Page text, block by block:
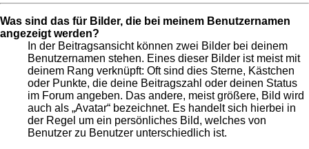
Was sind das für Bilder, die bei meinem Benutzernamen
angezeigt werden?
In der Beitragsansicht können zwei Bilder bei deinem
Benutzernamen stehen. Eines dieser Bilder ist meist mit
deinem Rang verknüpft: Oft sind dies Sterne, Kästchen
oder Punkte, die deine Beitragszahl oder deinen Status
im Forum angeben. Das andere, meist größere, Bild wird
auch als „Avatar“ bezeichnet. Es handelt sich hierbei in
der Regel um ein persönliches Bild, welches von
Benutzer zu Benutzer unterschiedlich ist.